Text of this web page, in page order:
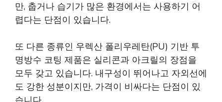
만, 춥거나 습기가 많은 환경에서는 사용하기 어
렵다는 단점이 있습니다.
또 다른 종류인 우렉산 폴리우레탄(PU) 기반 투
명방수 코팅 제품은 실리콘과 아크릴의 장점을
모두 갖고 있습니다. 내구성이 뛰어나고 자외선에
도 강한 성분이지만, 가격이 비싸다는 단점이 있